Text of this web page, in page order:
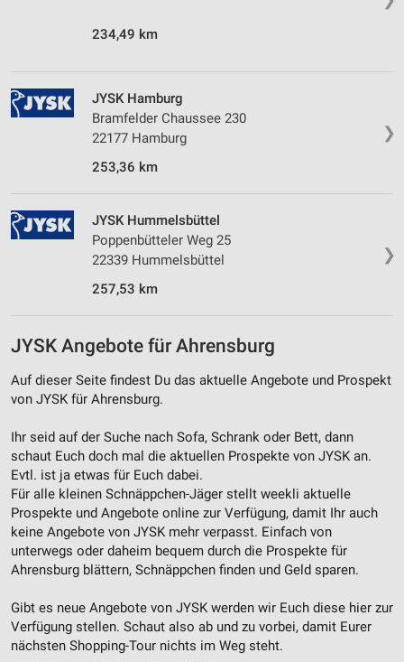
234,49 km
❯
JYSK Hamburg
Bramfelder Chaussee 230
22177 Hamburg
253,36 km
❯
JYSK Hummelsbüttel
Poppenbütteler Weg 25
22339 Hummelsbüttel
257,53 km
JYSK Angebote für Ahrensburg
Auf dieser Seite findest Du das aktuelle Angebote und Prospekt
von JYSK für Ahrensburg.
Ihr seid auf der Suche nach Sofa, Schrank oder Bett, dann
schaut Euch doch mal die aktuellen Prospekte von JYSK an.
Evtl. ist ja etwas für Euch dabei.
Für alle kleinen Schnäppchen-Jäger stellt weekli aktuelle
Prospekte und Angebote online zur Verfügung, damit Ihr auch
keine Angebote von JYSK mehr verpasst. Einfach von
unterwegs oder daheim bequem durch die Prospekte für
Ahrensburg blättern, Schnäppchen finden und Geld sparen.
Gibt es neue Angebote von JYSK werden wir Euch diese hier zur
Verfügung stellen. Schaut also ab und zu vorbei, damit Eurer
nächsten Shopping-Tour nichts im Weg steht.
Werbung